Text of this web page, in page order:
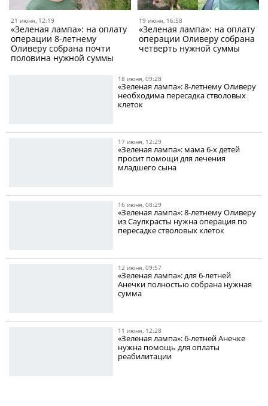
21 июня, 12:19
«Зеленая лампа»: на оплату
операции 8-летнему
Оливеру собрана почти
половина нужной суммы
19 июня, 16:58
«Зеленая лампа»: на оплату
операции Оливеру собрана
четверть нужной суммы
18 июня, 09:28
«Зеленая лампа»: 8-летнему Оливеру
необходима пересадка стволовых
клеток
17 июня, 12:29
«Зеленая лампа»: мама 6-х детей
просит помощи для лечения
младшего сына
16 июня, 08:29
«Зеленая лампа»: 8-летнему Оливеру
из Саулкрасты нужна операция по
пересадке стволовых клеток
12 июня, 09:57
«Зеленая лампа»: для 6-летней
Анечки полностью собрана нужная
сумма
11 июня, 12:28
«Зеленая лампа»: 6-летней Анечке
нужна помощь для оплаты
реабилитации